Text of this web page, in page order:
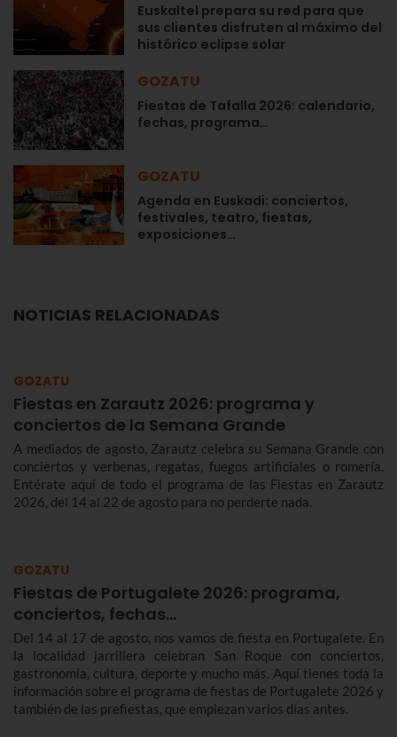
Euskaltel prepara su red para que
sus clientes disfruten al máximo del
histórico eclipse solar
GOZATU
Fiestas de Tafalla 2026: calendario,
fechas, programa…
GOZATU
Agenda en Euskadi: conciertos,
festivales, teatro, fiestas,
exposiciones…
NOTICIAS RELACIONADAS
GOZATU
Fiestas en Zarautz 2026: programa y
conciertos de la Semana Grande
A mediados de agosto, Zarautz celebra su Semana Grande con
conciertos y verbenas, regatas, fuegos artificiales o romería.
Entérate aquí de todo el programa de las Fiestas en Zarautz
2026, del 14 al 22 de agosto para no perderte nada.
GOZATU
Fiestas de Portugalete 2026: programa,
conciertos, fechas…
Del 14 al 17 de agosto, nos vamos de fiesta en Portugalete. En
la localidad jarrillera celebran San Roque con conciertos,
gastronomía, cultura, deporte y mucho más. Aquí tienes toda la
información sobre el programa de fiestas de Portugalete 2026 y
también de las prefiestas, que empiezan varios días antes.